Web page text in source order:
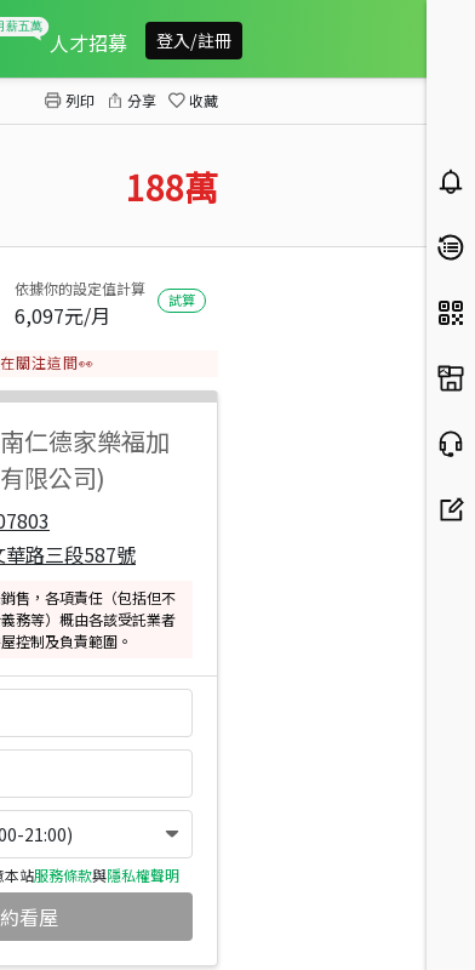
人才招募 登入/註冊
列印 分享 收藏
188萬
依據你的設定值計算
6,097元/月
試算
關注這間👀
仁德家樂福加
限公司)
路三段587號
售，各項責任（包括但不
務等）概由各該受託業者
控制及負責範圍。
21:00)
本站服務條款與隱私權聲明
看屋